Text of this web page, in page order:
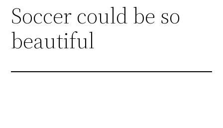
Soccer could be so
beautiful